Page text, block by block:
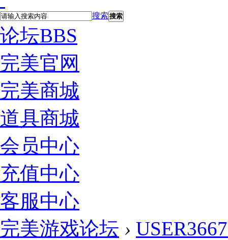
搜索 搜索
论坛BBS
完美官网
完美商城
道具商城
会员中心
充值中心
客服中心
完美游戏论坛 ›